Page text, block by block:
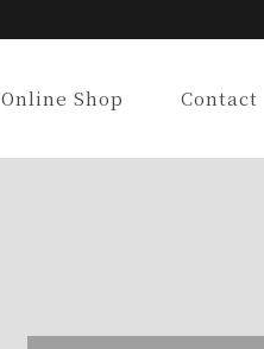
Online Shop Contact